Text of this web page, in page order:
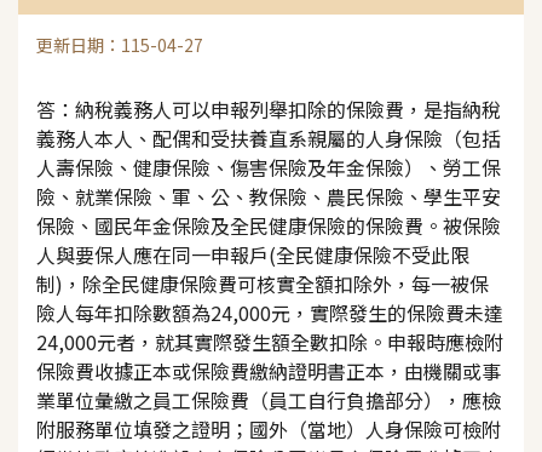
更新日期：115-04-27
答：納稅義務人可以申報列舉扣除的保險費，是指納稅
義務人本人、配偶和受扶養直系親屬的人身保險（包括
人壽保險、健康保險、傷害保險及年金保險）、勞工保
險、就業保險、軍、公、教保險、農民保險、學生平安
保險、國民年金保險及全民健康保險的保險費。被保險
人與要保人應在同一申報戶(全民健康保險不受此限
制)，除全民健康保險費可核實全額扣除外，每一被保
險人每年扣除數額為24,000元，實際發生的保險費未達
24,000元者，就其實際發生額全數扣除。申報時應檢附
保險費收據正本或保險費繳納證明書正本，由機關或事
業單位彙繳之員工保險費（員工自行負擔部分），應檢
附服務單位填發之證明；國外（當地）人身保險可檢附